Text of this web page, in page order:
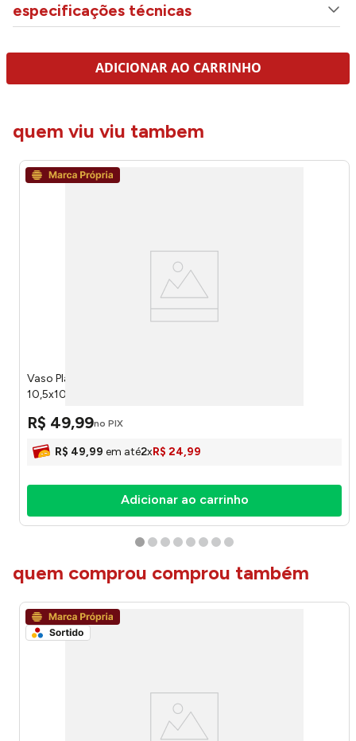
especificações técnicas
ADICIONAR AO CARRINHO
quem viu viu tambem
Vaso Plantas Harmonia Cimento e Plástico PE
10,5x10,5x38cm LM3808 - honeyhome
R$ 49,99no PIX
R$ 49,99 em até2xR$ 24,99
Adicionar ao carrinho
quem comprou comprou também